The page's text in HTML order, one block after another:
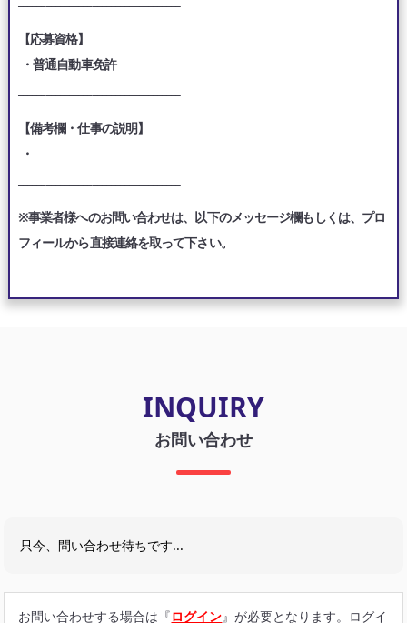
【応募資格】
・普通自動車免許
【備考欄・仕事の説明】
・
※事業者様へのお問い合わせは、以下のメッセージ欄もしくは、プロ
フィールから直接連絡を取って下さい。
INQUIRY
お問い合わせ
只今、問い合わせ待ちです...
お問い合わせする場合は『ログイン』が必要となります。ログイ